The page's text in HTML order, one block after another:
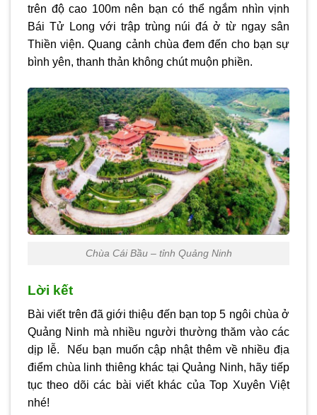
trên độ cao 100m nên bạn có thể ngắm nhìn vịnh
Bái Tử Long với trập trùng núi đá ở từ ngay sân
Thiền viện. Quang cảnh chùa đem đến cho bạn sự
bình yên, thanh thản không chút muộn phiền.
Chùa Cái Bầu – tỉnh Quảng Ninh
Lời kết
Bài viết trên đã giới thiệu đến bạn top 5 ngôi chùa ở
Quảng Ninh mà nhiều người thường thăm vào các
dịp lễ. Nếu bạn muốn cập nhật thêm về nhiều địa
điểm chùa linh thiêng khác tại Quảng Ninh, hãy tiếp
tục theo dõi các bài viết khác của Top Xuyên Việt
nhé!